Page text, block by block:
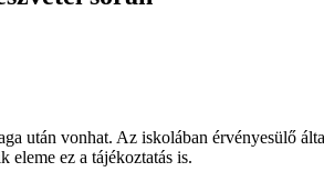
után vonhat. Az iskolában érvényesülő
eleme ez a tájékoztatás is.